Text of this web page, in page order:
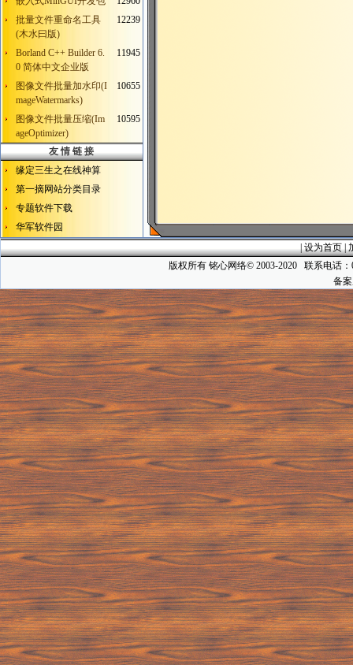
批量文件重命名工具
(木水曰版)
12239
Borland C++ Builder 6.
0 简体中文企业版
11945
图像文件批量加水印(I
mageWatermarks)
10655
图像文件批量压缩(Im
ageOptimizer)
10595
友 情 链 接
缘定三生之在线神算
第一摘网站分类目录
专题软件下载
华军软件园
|设为首页 |
版权所有 铭心网络© 2003-2020 联系电话
备